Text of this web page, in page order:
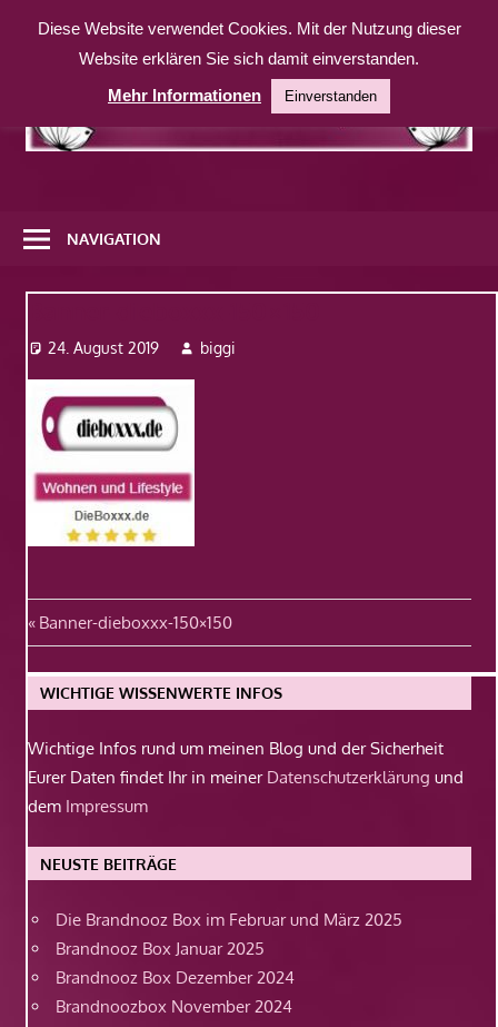
Inhalt
weitere
Website
NAVIGATION
24. August 2019 biggi
Beitragsnavigation
Vorheriger
Beitrag:
Banner-dieboxxx-150×150
WICHTIGE WISSENWERTE INFOS
Wichtige Infos rund um meinen Blog und der Sicherheit
Eurer Daten findet Ihr in meiner Datenschutzerklärung und
dem Impressum
NEUSTE BEITRÄGE
Die Brandnooz Box im Februar und März 2025
Brandnooz Box Januar 2025
Brandnooz Box Dezember 2024
Brandnoozbox November 2024
Diese Website verwendet Cookies. Mit der Nutzung dieser
Website erklären Sie sich damit einverstanden.
Mehr Informationen
Einverstanden